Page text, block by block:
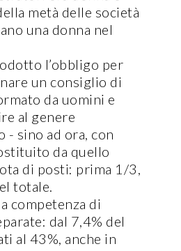
metà delle società
una donna nel
l’obbligo per
un consiglio di
da uomini e
al genere
sino ad ora, con
da quello
di posti: prima 1/3,
totale.
competenza di
dal 7,4% del
al 43%, anche in